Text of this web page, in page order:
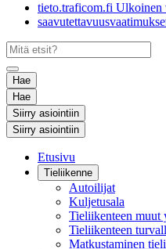
tieto.traficom.fi Ulkoinen
Hae
Hae
Siirry asiointiin
Siirry asiointiin
Etusivu
Tieliikenne
Autoilijat
Kuljetusala
Tieliikenteen muut
Tieliikenteen
Matkustaminen